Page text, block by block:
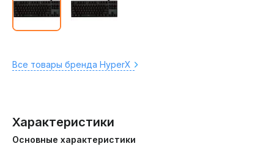
Все товары бренда HyperX
Характеристики
Основные характеристики